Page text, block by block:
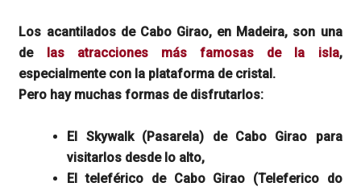
Los acantilados de Cabo Girao, en Madeira, son una
de las atracciones más famosas de la isla,
especialmente con la plataforma de cristal.
Pero hay muchas formas de disfrutarlos:
El Skywalk (Pasarela) de Cabo Girao para
visitarlos desde lo alto,
El teleférico de Cabo Girao (Teleferico do